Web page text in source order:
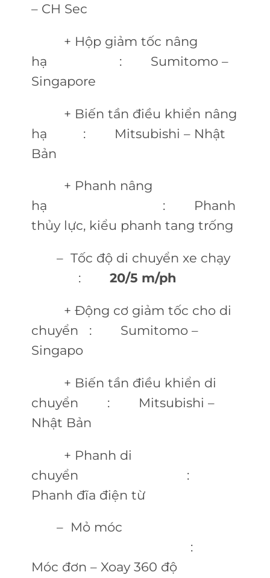
– CH Sec
+ Hộp giảm tốc nâng
hạ : Sumitomo –
Singapore
+ Biến tần điều khiển nâng
hạ : Mitsubishi – Nhật
Bản
+ Phanh nâng
hạ : Phanh
thủy lực, kiểu phanh tang trống
– Tốc độ di chuyển xe chạy
: 20/5 m/ph
+ Động cơ giảm tốc cho di
chuyển : Sumitomo –
Singapo
+ Biến tần điều khiển di
chuyển : Mitsubishi –
Nhật Bản
+ Phanh di
chuyển :
Phanh đĩa điện từ
– Mỏ móc
:
Móc đơn – Xoay 360 độ